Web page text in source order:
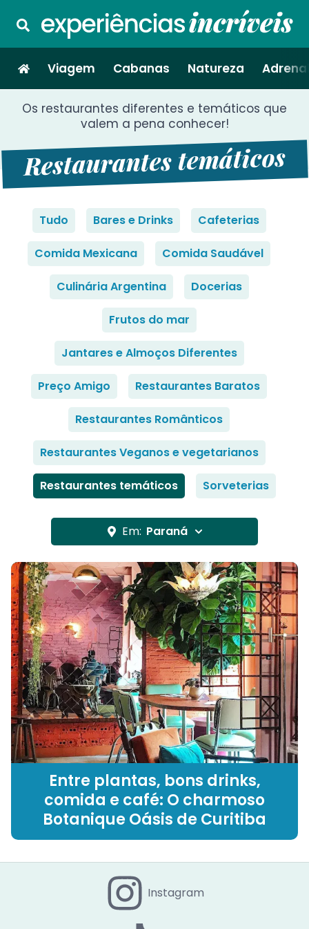
Viagem Cabanas Natureza
Restaurantes temáticos
Os restaurantes diferentes e temáticos que
valem a pena conhecer!
Tudo Bares e Drinks Cafeterias
Comida Mexicana Comida Saudável
Culinária Argentina Docerias
Frutos do mar
Jantares e Almoços Diferentes
Preço Amigo Restaurantes Baratos
Restaurantes Românticos
Restaurantes Veganos e vegetarianos
Restaurantes temáticos Sorveterias
Em: Paraná
Entre plantas, bons drinks,
comida e café: O charmoso
Botanique Oásis de Curitiba
Instagram